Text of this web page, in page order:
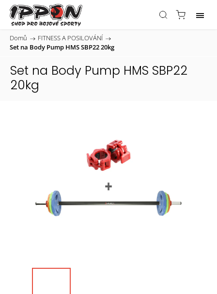
Domů / FITNESS A POSILOVÁNÍ /
Set na Body Pump HMS SBP22 20kg
Set na Body Pump HMS SBP22
20kg